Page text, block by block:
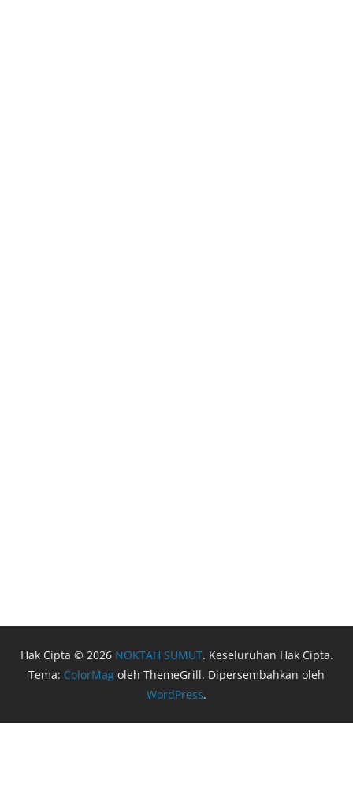
Hak Cipta © 2026 NOKTAH SUMUT. Keseluruhan Hak Cipta.
Tema: ColorMag oleh ThemeGrill. Dipersembahkan oleh
WordPress.